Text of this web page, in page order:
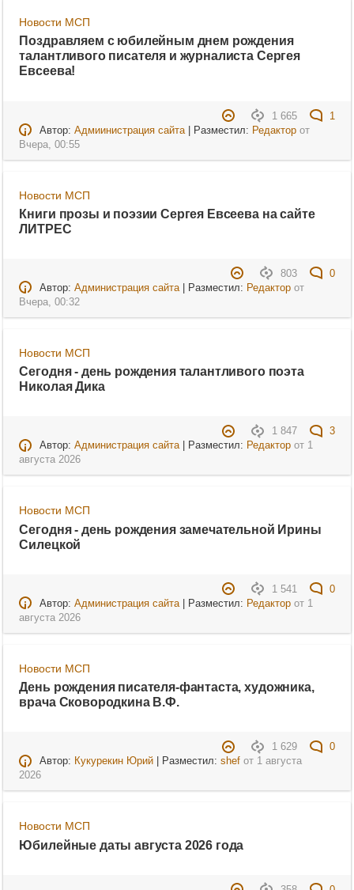
Новости МСП
Поздравляем с юбилейным днем рождения
талантливого писателя и журналиста Сергея
Евсеева!
1 665
1
Автор: Адмиинистрация сайта| Разместил: Редакторот
Вчера, 00:55
Новости МСП
Книги прозы и поэзии Сергея Евсеева на сайте
ЛИТРЕС
803
0
Автор: Администрация сайта| Разместил: Редакторот
Вчера, 00:32
Новости МСП
Сегодня - день рождения талантливого поэта
Николая Дика
1 847
3
Автор: Администрация сайта| Разместил: Редакторот 1
августа 2026
Новости МСП
Сегодня - день рождения замечательной Ирины
Силецкой
1 541
0
Автор: Администрация сайта| Разместил: Редакторот 1
августа 2026
Новости МСП
День рождения писателя-фантаста, художника,
врача Сковородкина В.Ф.
1 629
0
Автор: Кукурекин Юрий| Разместил: shefот 1 августа
2026
Новости МСП
Юбилейные даты августа 2026 года